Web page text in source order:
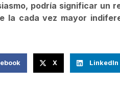
podría significar un
la cada vez mayor
X LinkedIn